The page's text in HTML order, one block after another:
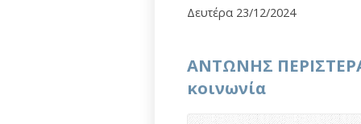
Δευτέρα 23/12/2024
ΑΝΤΩΝΗΣ
κοινωνία